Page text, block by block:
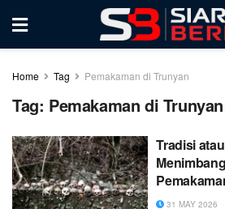
Home Tag Pemakaman di Trunyan
Tag: Pemakaman di Trunyan
Tradisi
31 MAY 2026